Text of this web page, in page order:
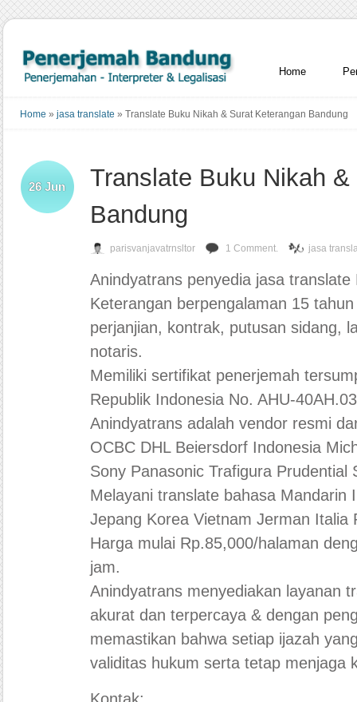
Home
Home » jasa translate » Translate Buku Nikah & Surat Keterangan Bandung
Translate Buku Nikah
Bandung
26Jun
parisvanjavatrnsltor 1 Comment. jasa
Anindyatrans penyedia jasa
Keterangan berpengalaman 15
perjanjian, kontrak, putusan sidang,
notaris.
Memiliki sertifikat penerjemah
Republik Indonesia No. AHU-
Anindyatrans adalah vendor resmi
OCBC DHL Beiersdorf Indonesia
Sony Panasonic Trafigura Prudential
Melayani translate bahasa Mandarin
Jepang Korea Vietnam Jerman Italia
Harga mulai Rp.85,000/halaman
jam.
Anindyatrans menyediakan layanan
akurat dan terpercaya & dengan
memastikan bahwa setiap ijazah
validitas hukum serta tetap menjaga